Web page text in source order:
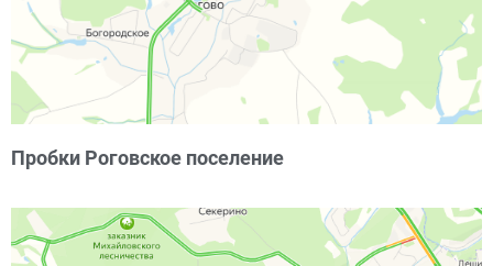
Пробки Роговское поселение